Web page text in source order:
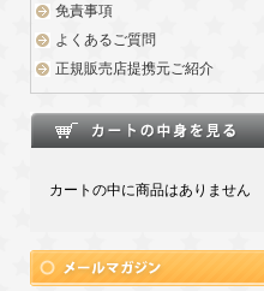
免責事項
よくあるご質問
正規販売店提携元ご紹介
カートの中に商品はありません